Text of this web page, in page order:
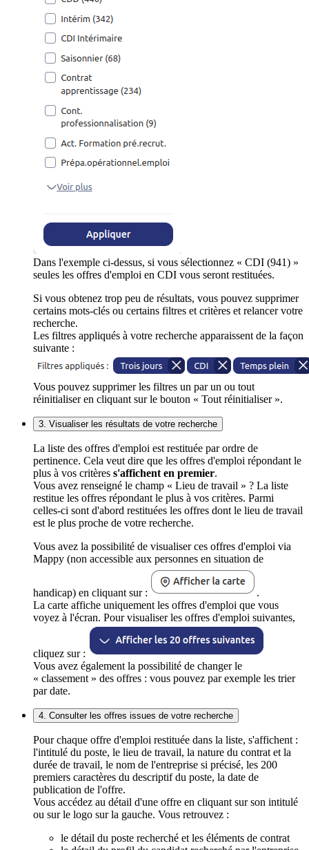
Dans l'exemple ci-dessus, si vous sélectionnez « CDI (941) »
seules les offres d'emploi en CDI vous seront restituées.
Si vous obtenez trop peu de résultats, vous pouvez supprimer
certains mots-clés ou certains filtres et critères et relancer votre
recherche.
Les filtres appliqués à votre recherche apparaissent de la façon
suivante :
Vous pouvez supprimer les filtres un par un ou tout
réinitialiser en cliquant sur le bouton « Tout réinitialiser ».
3. Visualiser les résultats de votre recherche
La liste des offres d'emploi est restituée par ordre de
pertinence. Cela veut dire que les offres d'emploi répondant le
plus à vos critères s'affichent en premier.
Vous avez renseigné le champ « Lieu de travail » ? La liste
restitue les offres répondant le plus à vos critères. Parmi
celles-ci sont d'abord restituées les offres dont le lieu de travail
est le plus proche de votre recherche.
Vous avez la possibilité de visualiser ces offres d'emploi via
Mappy (non accessible aux personnes en situation de
handicap) en cliquant sur :
.
La carte affiche uniquement les offres d'emploi que vous
voyez à l'écran. Pour visualiser les offres d'emploi suivantes,
cliquez sur :
Vous avez également la possibilité de changer le
« classement » des offres : vous pouvez par exemple les trier
par date.
4. Consulter les offres issues de votre recherche
Pour chaque offre d'emploi restituée dans la liste, s'affichent :
l'intitulé du poste, le lieu de travail, la nature du contrat et la
durée de travail, le nom de l'entreprise si précisé, les 200
premiers caractères du descriptif du poste, la date de
publication de l'offre.
Vous accédez au détail d'une offre en cliquant sur son intitulé
ou sur le logo sur la gauche. Vous retrouvez :
le détail du poste recherché et les éléments de contrat